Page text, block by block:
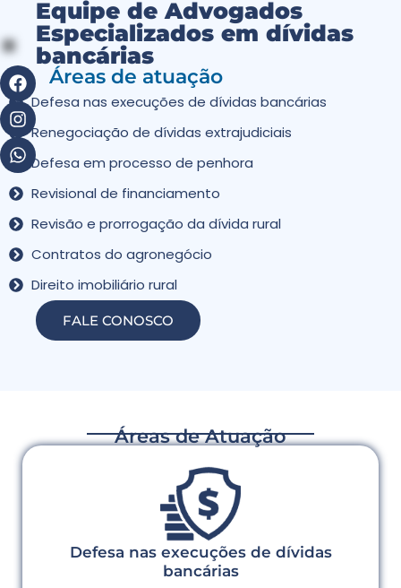
Equipe de Advogados
Especializados em dívidas
bancárias
Áreas de atuação
Defesa nas execuções de dívidas bancárias
Renegociação de dívidas extrajudiciais
Defesa em processo de penhora
Revisional de financiamento
Revisão e prorrogação da dívida rural
Contratos do agronegócio
Direito imobiliário rural
FALE CONOSCO
Áreas de Atuação
Defesa nas execuções de dívidas
bancárias